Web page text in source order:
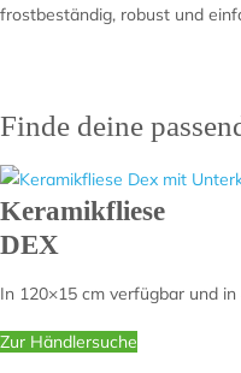
frostbeständig, robust und
Finde deine
Keramikfliese
DEX
In 120×15 cm verfügbar und
Zur Händlersuche